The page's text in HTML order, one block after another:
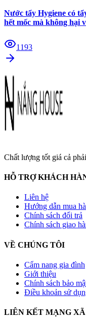
Nước tẩy Hygiene có
hết mốc mà không hại
1193
Chất lượng tốt giá cả
HỖ TRỢ KHÁCH
Liên hệ
Hướng dẫn mua
Chính sách đổi trả
Chính sách giao
VỀ CHÚNG TÔI
Cẩm nang gia đình
Giới thiệu
Chính sách bảo
Điều khoản sử
LIÊN KẾT MẠNG